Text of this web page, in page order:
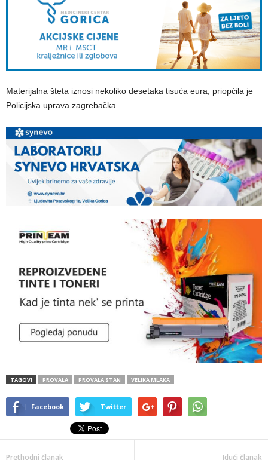
Materijalna šteta iznosi nekoliko desetaka tisuća eura, priopćila je
Policijska uprava zagrebačka.
TAGOVI PROVALA PROVALA STAN VELIKA MLAKA
Facebook Twitter
Prethodni članak Idući članak